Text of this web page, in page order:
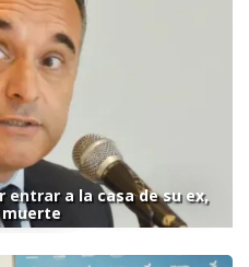
entrar a la casa de su ex,
muerte